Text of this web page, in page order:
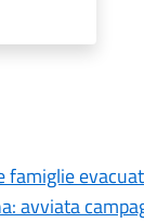
famiglie
avviata